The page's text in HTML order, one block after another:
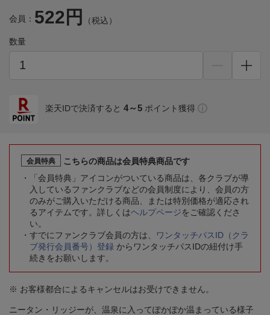
会員： 522円 （税込）
数量
楽天IDで決済すると 4～5 ポイント獲得
会員特典
こちらの商品は会員特典商品です
「会員特典」アイコンがついている商品は、各クラブが導
入しているファンクラブなどの会員制度により、会員の方
のみがご購入いただける商品、または特別価格が適応され
るアイテムです。詳しくはヘルプページをご確認くださ
い。
すでにファンクラブ会員の方は、
ワンタッチパスID（クラ
ブ発行会員番号）登録 からワンタッチパスIDの紐付け手
続きをお願いします。
※ お客様都合によるキャンセルはお受けできません。
ニータン・リッジーが、温泉に入ってぽかぽか温まっている様子